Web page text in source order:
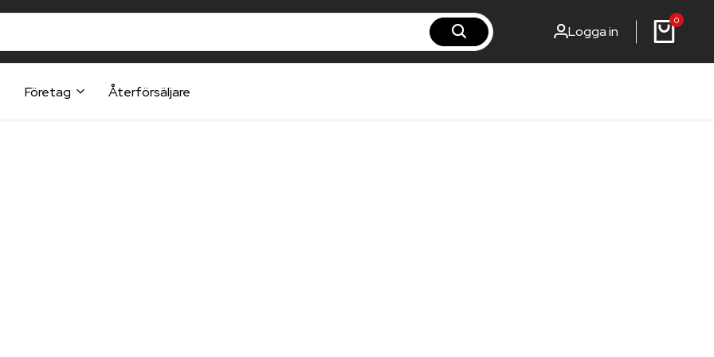
Logga in
0
Företag Återförsäljare